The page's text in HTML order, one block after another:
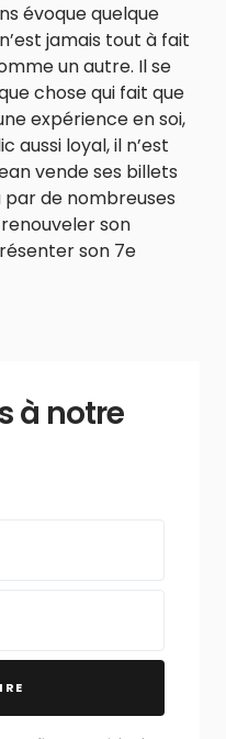
évoque quelque
jamais tout à fait
un autre. Il se
chose qui fait que
expérience en soi,
aussi loyal, il n’est
vende ses billets
de nombreuses
son
son 7e
à notre